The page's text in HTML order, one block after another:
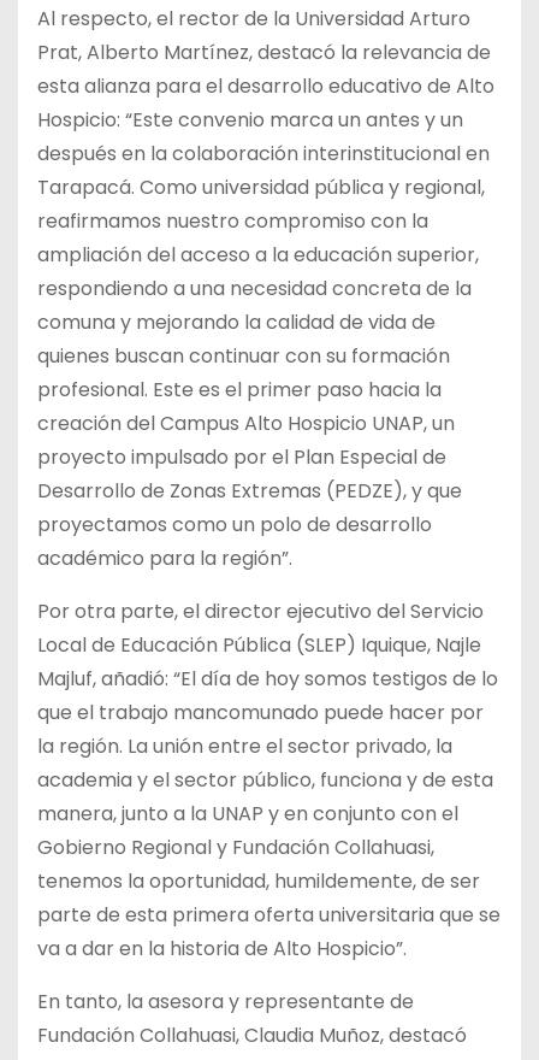
Al respecto, el rector de la Universidad Arturo
Prat, Alberto Martínez, destacó la relevancia de
esta alianza para el desarrollo educativo de Alto
Hospicio: “Este convenio marca un antes y un
después en la colaboración interinstitucional en
Tarapacá. Como universidad pública y regional,
reafirmamos nuestro compromiso con la
ampliación del acceso a la educación superior,
respondiendo a una necesidad concreta de la
comuna y mejorando la calidad de vida de
quienes buscan continuar con su formación
profesional. Este es el primer paso hacia la
creación del Campus Alto Hospicio UNAP, un
proyecto impulsado por el Plan Especial de
Desarrollo de Zonas Extremas (PEDZE), y que
proyectamos como un polo de desarrollo
académico para la región”.
Por otra parte, el director ejecutivo del Servicio
Local de Educación Pública (SLEP) Iquique, Najle
Majluf, añadió: “El día de hoy somos testigos de lo
que el trabajo mancomunado puede hacer por
la región. La unión entre el sector privado, la
academia y el sector público, funciona y de esta
manera, junto a la UNAP y en conjunto con el
Gobierno Regional y Fundación Collahuasi,
tenemos la oportunidad, humildemente, de ser
parte de esta primera oferta universitaria que se
va a dar en la historia de Alto Hospicio”.
En tanto, la asesora y representante de
Fundación Collahuasi, Claudia Muñoz, destacó